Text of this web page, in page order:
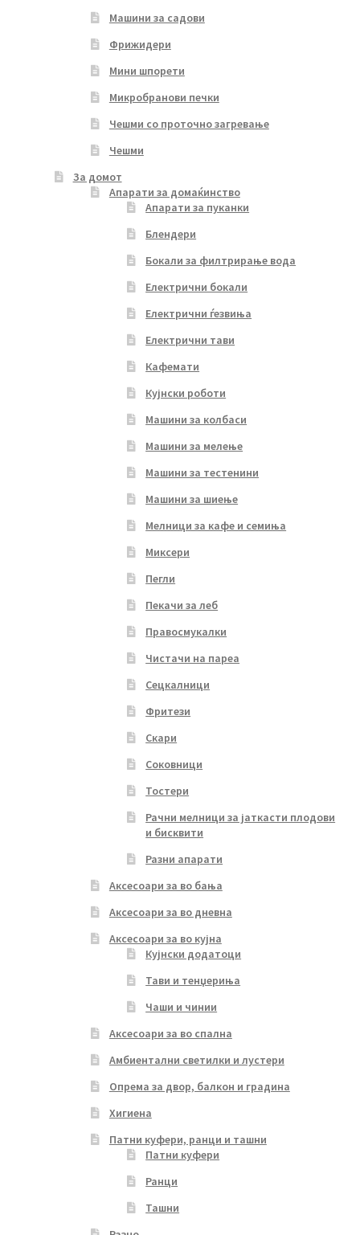
Машини за садови
Фрижидери
Мини шпорети
Микробранови печки
Чешми со проточно загревање
Чешми
За домот
Апарати за домаќинство
Апарати за пуканки
Блендери
Бокали за филтрирање вода
Електрични бокали
Електрични ѓезвиња
Електрични тави
Кафемати
Кујнски роботи
Машини за колбаси
Машини за мелење
Машини за тестенини
Машини за шиење
Мелници за кафе и семиња
Миксери
Пегли
Пекачи за леб
Правосмукалки
Чистачи на пареа
Сецкалници
Фритези
Скари
Соковници
Тостери
Рачни мелници за јаткасти плодови
и бисквити
Разни апарати
Аксесоари за во бања
Аксесоари за во дневна
Аксесоари за во кујна
Кујнски додатоци
Тави и тенџериња
Чаши и чинии
Аксесоари за во спална
Амбиентални светилки и лустери
Опрема за двор, балкон и градина
Хигиена
Патни куфери, ранци и ташни
Патни куфери
Ранци
Ташни